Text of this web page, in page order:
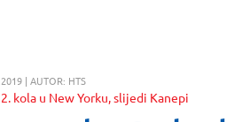
| AUTOR: HTS